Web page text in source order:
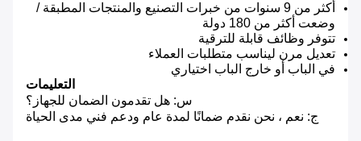
أكثر من 9 سنوات من خبرات التصنيع والمنتجات المطبقة /
وضعت أكثر من 180 دولة
تتوفر وظائف قابلة للترقية
تعديل مرن ليناسب متطلبات العملاء
في الباب أو خارج الباب اختياري
التعليمات
س: هل تقدمون الضمان للجهاز؟
ج: نعم ، نحن نقدم ضمانًا لمدة عام ودعم فني مدى الحياة